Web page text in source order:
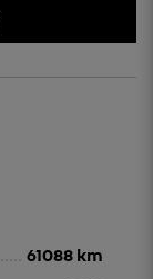
61088 km